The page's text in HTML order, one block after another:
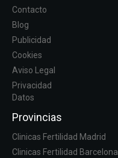
Contacto
Blog
Publicidad
Cookies
Aviso Legal
Privacidad
Datos
Provincias
Clinicas Fertilidad Madrid
Clinicas Fertilidad Barcelona